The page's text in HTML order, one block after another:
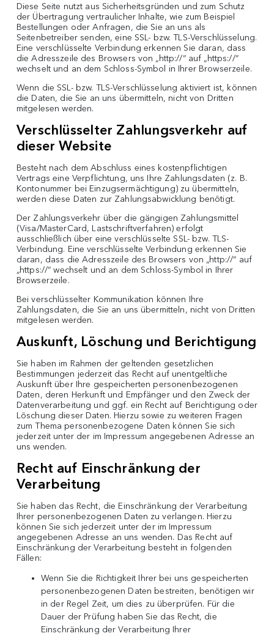
Diese Seite nutzt aus Sicherheitsgründen und zum Schutz
der Übertragung vertraulicher Inhalte, wie zum Beispiel
Bestellungen oder Anfragen, die Sie an uns als
Seitenbetreiber senden, eine SSL- bzw. TLS-Verschlüsselung.
Eine verschlüsselte Verbindung erkennen Sie daran, dass
die Adresszeile des Browsers von „http://“ auf „https://“
wechselt und an dem Schloss-Symbol in Ihrer Browserzeile.
Wenn die SSL- bzw. TLS-Verschlüsselung aktiviert ist, können
die Daten, die Sie an uns übermitteln, nicht von Dritten
mitgelesen werden.
Verschlüsselter Zahlungsverkehr auf
dieser Website
Besteht nach dem Abschluss eines kostenpflichtigen
Vertrags eine Verpflichtung, uns Ihre Zahlungsdaten (z. B.
Kontonummer bei Einzugsermächtigung) zu übermitteln,
werden diese Daten zur Zahlungsabwicklung benötigt.
Der Zahlungsverkehr über die gängigen Zahlungsmittel
(Visa/MasterCard, Lastschriftverfahren) erfolgt
ausschließlich über eine verschlüsselte SSL- bzw. TLS-
Verbindung. Eine verschlüsselte Verbindung erkennen Sie
daran, dass die Adresszeile des Browsers von „http://“ auf
„https://“ wechselt und an dem Schloss-Symbol in Ihrer
Browserzeile.
Bei verschlüsselter Kommunikation können Ihre
Zahlungsdaten, die Sie an uns übermitteln, nicht von Dritten
mitgelesen werden.
Auskunft, Löschung und Berichtigung
Sie haben im Rahmen der geltenden gesetzlichen
Bestimmungen jederzeit das Recht auf unentgeltliche
Auskunft über Ihre gespeicherten personenbezogenen
Daten, deren Herkunft und Empfänger und den Zweck der
Datenverarbeitung und ggf. ein Recht auf Berichtigung oder
Löschung dieser Daten. Hierzu sowie zu weiteren Fragen
zum Thema personenbezogene Daten können Sie sich
jederzeit unter der im Impressum angegebenen Adresse an
uns wenden.
Recht auf Einschränkung der
Verarbeitung
Sie haben das Recht, die Einschränkung der Verarbeitung
Ihrer personenbezogenen Daten zu verlangen. Hierzu
können Sie sich jederzeit unter der im Impressum
angegebenen Adresse an uns wenden. Das Recht auf
Einschränkung der Verarbeitung besteht in folgenden
Fällen:
Wenn Sie die Richtigkeit Ihrer bei uns gespeicherten
personenbezogenen Daten bestreiten, benötigen wir
in der Regel Zeit, um dies zu überprüfen. Für die
Dauer der Prüfung haben Sie das Recht, die
Einschränkung der Verarbeitung Ihrer